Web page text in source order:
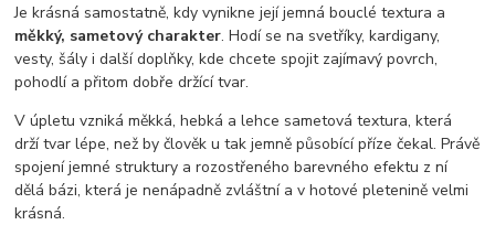
Je krásná samostatně, kdy vynikne její jemná bouclé textura a
měkký, sametový charakter. Hodí se na svetříky, kardigany,
vesty, šály i další doplňky, kde chcete spojit zajímavý povrch,
pohodlí a přitom dobře držící tvar.
V úpletu vzniká měkká, hebká a lehce sametová textura, která
drží tvar lépe, než by člověk u tak jemně působící příze čekal. Právě
spojení jemné struktury a rozostřeného barevného efektu z ní
dělá bázi, která je nenápadně zvláštní a v hotové pletenině velmi
krásná.